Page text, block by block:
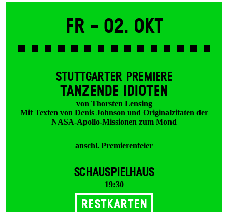
Fr - 02. Okt
STUTTGARTER PREMIERE
TANZENDE IDIOTEN
von Thorsten Lensing
Mit Texten von Denis Johnson und Originalzitaten der
NASA-Apollo-Missionen zum Mond
anschl. Premierenfeier
SCHAUSPIELHAUS
19:30
Restkarten